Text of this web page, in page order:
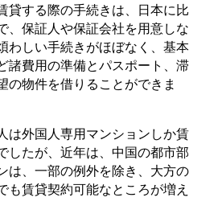
貸する際の手続きは、日本に比
、保証人や保証会社を用意しな
わしい手続きがほぼなく、基本
諸費用の準備とパスポート、滞
の物件を借りることができま
は外国人専用マンションしか賃
したが、近年は、中国の都市部
は、一部の例外を除き、大方の
も賃貸契約可能なところが増え